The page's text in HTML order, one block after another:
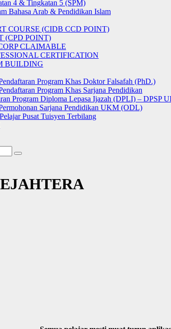
4 & Tingkatan 5 (SPM)
Bahasa Arab & Pendidikan Islam
COURSE (CIDB CCD POINT)
(CPD POINT)
CLAIMABLE
CERTIFICATION
BUILDING
Program Khas Doktor Falsafah (PhD.)
Program Khas Sarjana Pendidikan
Program Diploma Lepasa Ijazah (DPLI) – DPSP
Sarjana Pendidikan UKM (ODL)
Pusat Tuisyen Terbilang